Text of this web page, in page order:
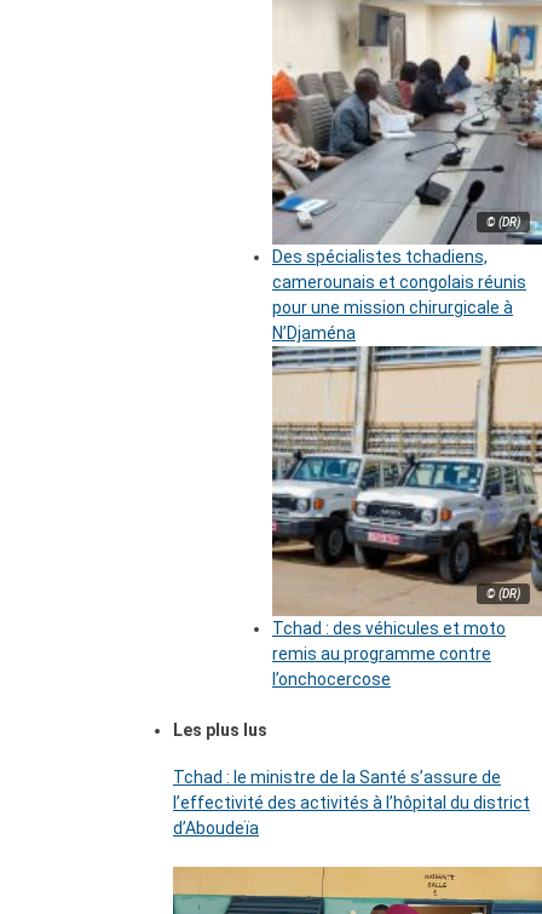
© (DR)
Des spécialistes tchadiens,
camerounais et congolais réunis
pour une mission chirurgicale à
N’Djaména
© (DR)
Tchad : des véhicules et moto
remis au programme contre
l’onchocercose
Les plus lus
Tchad : le ministre de la Santé s’assure de
l’effectivité des activités à l’hôpital du district
d’Aboudeïa